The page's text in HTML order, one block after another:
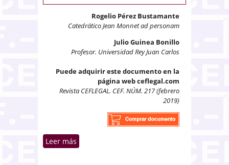
Rogelio Pérez Bustamante
Catedrático Jean Monnet ad personam
Julio Guinea Bonillo
Profesor. Universidad Rey Juan Carlos
Puede adquirir este documento en la
página web ceflegal.com
Revista CEFLEGAL. CEF. NÚM. 217 (febrero
2019)
Leer más